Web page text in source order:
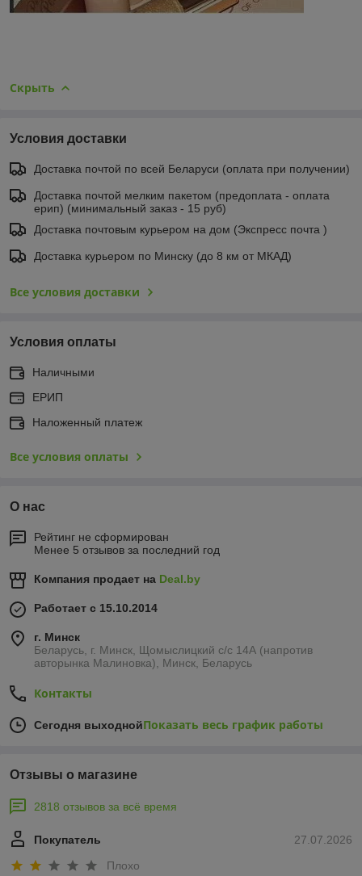
Скрыть
Условия доставки
Доставка почтой по всей Беларуси (оплата при получении)
Доставка почтой мелким пакетом (предоплата - оплата
ерип) (минимальный заказ - 15 руб)
Доставка почтовым курьером на дом (Экспресс почта )
Доставка курьером по Минску (до 8 км от МКАД)
Все условия доставки
Условия оплаты
Наличными
ЕРИП
Наложенный платеж
Все условия оплаты
О нас
Рейтинг не сформирован
Менее 5 отзывов за последний год
Компания продает на Deal.by
Работает с 15.10.2014
г. Минск
Беларусь, г. Минск, Щомыслицкий с/с 14А (напротив
авторынка Малиновка), Минск, Беларусь
Контакты
Сегодня выходнойПоказать весь график работы
Отзывы о магазине
2818 отзывов за всё время
27.07.2026
Покупатель
Плохо